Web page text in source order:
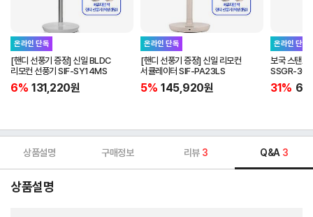
온라인 단독
[핸디 선풍기 증정] 신일 BLDC
리모컨 선풍기 SIF-SY14MS
6% 131,220원
온라인 단독
[핸디 선풍기 증정] 신일 리모컨
서큘레이터 SIF-PA23LS
5% 145,920원
온라인 단독
보국 스탠드
SSGR-303
31%
상품설명 구매정보 리뷰 3 Q&A 3
상품설명